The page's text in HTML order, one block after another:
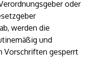
oder
werden die
und
Vorschriften gesperrt